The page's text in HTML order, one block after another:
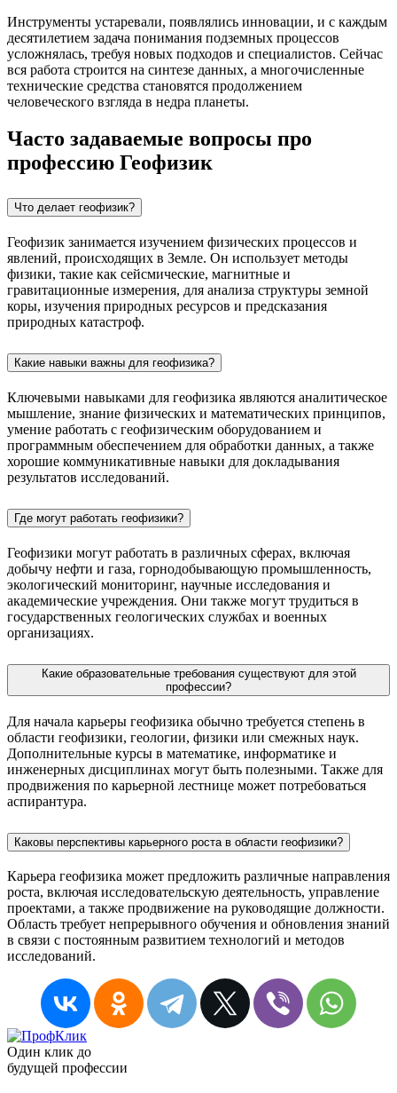
Инструменты устаревали, появлялись инновации, и с каждым
десятилетием задача понимания подземных процессов
усложнялась, требуя новых подходов и специалистов. Сейчас
вся работа строится на синтезе данных, а многочисленные
технические средства становятся продолжением
человеческого взгляда в недра планеты.
Часто задаваемые вопросы про
профессию Геофизик
Что делает геофизик?
Геофизик занимается изучением физических процессов и
явлений, происходящих в Земле. Он использует методы
физики, такие как сейсмические, магнитные и
гравитационные измерения, для анализа структуры земной
коры, изучения природных ресурсов и предсказания
природных катастроф.
Какие навыки важны для геофизика?
Ключевыми навыками для геофизика являются аналитическое
мышление, знание физических и математических принципов,
умение работать с геофизическим оборудованием и
программным обеспечением для обработки данных, а также
хорошие коммуникативные навыки для докладывания
результатов исследований.
Где могут работать геофизики?
Геофизики могут работать в различных сферах, включая
добычу нефти и газа, горнодобывающую промышленность,
экологический мониторинг, научные исследования и
академические учреждения. Они также могут трудиться в
государственных геологических службах и военных
организациях.
Какие образовательные требования существуют для этой
профессии?
Для начала карьеры геофизика обычно требуется степень в
области геофизики, геологии, физики или смежных наук.
Дополнительные курсы в математике, информатике и
инженерных дисциплинах могут быть полезными. Также для
продвижения по карьерной лестнице может потребоваться
аспирантура.
Каковы перспективы карьерного роста в области геофизики?
Карьера геофизика может предложить различные направления
роста, включая исследовательскую деятельность, управление
проектами, а также продвижение на руководящие должности.
Область требует непрерывного обучения и обновления знаний
в связи с постоянным развитием технологий и методов
исследований.
Один клик до
будущей профессии